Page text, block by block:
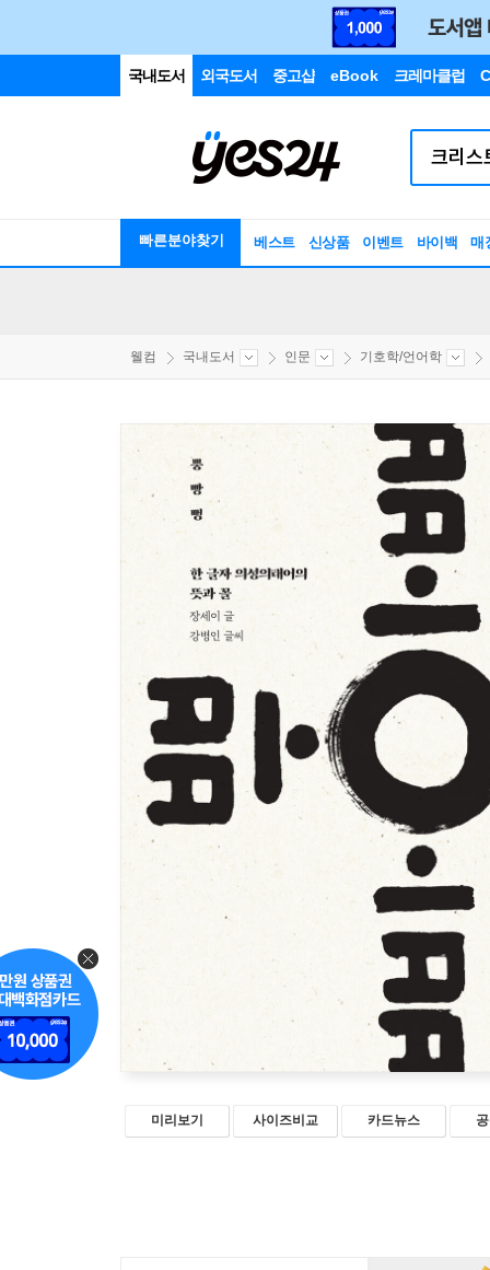
국내도서 외국도서 중고샵 eBook 크레마클럽
빠른분야찾기 베스트 신상품 이벤트 바이백 매
웰컴 국내도서 인문 기호학/언어학
미리보기 사이즈비교 카드뉴스